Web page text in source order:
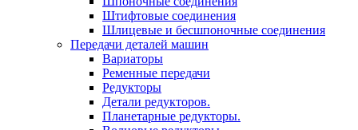
Штифтовые соединения
Шлицевые и бесшпоночные соединения
Передачи деталей машин
Вариаторы
Ременные передачи
Редукторы
Детали редукторов.
Планетарные редукторы.